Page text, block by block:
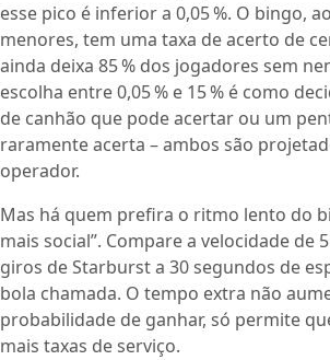
esse pico é inferior a 0,05 %. O bingo,
menores, tem uma taxa de acerto de
ainda deixa 85 % dos jogadores sem
escolha entre 0,05 % e 15 % é como
de canhão que pode acertar ou um
raramente acerta – ambos são
operador.
Mas há quem prefira o ritmo lento do
mais social”. Compare a velocidade de
giros de Starburst a 30 segundos de
bola chamada. O tempo extra não
probabilidade de ganhar, só permite
mais taxas de serviço.